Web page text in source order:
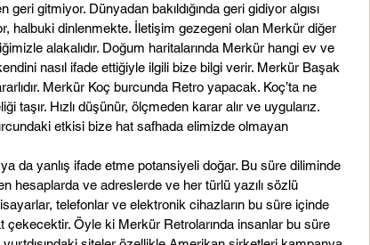
gitmiyor. Dünyadan bakıldığında geri gidiyor algısı
halbuki dinlenmekte. İletişim gezegeni olan Merkür diğer
alakalıdır. Doğum haritalarında Merkür hangi ev ve
nasıl ifade ettiğiyle ilgili bize bilgi verir. Merkür Başak
Merkür Koç burcunda Retro yapacak. Koç’ta ne
taşır. Hızlı düşünür, ölçmeden karar alır ve uygularız.
etkisi bize hat safhada elimizde olmayan
da yanlış ifade etme potansiyeli doğar. Bu süre diliminde
hesaplarda ve adreslerde ve her türlü yazılı sözlü
telefonlar ve elektronik cihazların bu süre içinde
çekecektir. Öyle ki Merkür Retrolarında insanlar bu süre